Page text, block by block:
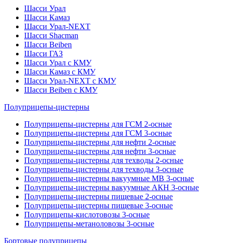
Шасси Урал
Шасси Камаз
Шасси Урал-NEXT
Шасси Shacman
Шасси Beiben
Шасси ГАЗ
Шасси Урал с КМУ
Шасси Камаз с КМУ
Шасси Урал-NEXT с КМУ
Шасси Beiben с КМУ
Полуприцепы-цистерны
Полуприцепы-цистерны для ГСМ 2-осные
Полуприцепы-цистерны для ГСМ 3-осные
Полуприцепы-цистерны для нефти 2-осные
Полуприцепы-цистерны для нефти 3-осные
Полуприцепы-цистерны для техводы 2-осные
Полуприцепы-цистерны для техводы 3-осные
Полуприцепы-цистерны вакуумные МВ 3-осные
Полуприцепы-цистерны вакуумные АКН 3-осные
Полуприцепы-цистерны пищевые 2-осные
Полуприцепы-цистерны пищевые 3-осные
Полуприцепы-кислотовозы 3-осные
Полуприцепы-метаноловозы 3-осные
Бортовые полуприцепы